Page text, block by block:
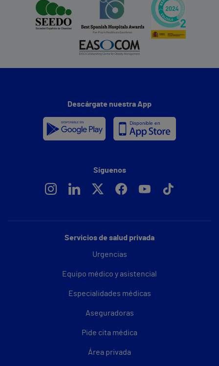
Servicios de salud privada
Urgencias
Equipo médico y asistencial
Especialidades médicas
Aseguradoras
Pide cita médica
Área privada
Descárgate nuestra App
Síguenos